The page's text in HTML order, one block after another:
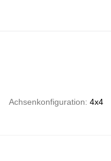
Achsenkonfiguration 4x4